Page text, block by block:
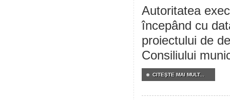
Autoritatea
începând cu
proiectului de
Consiliului
CITEŞTE MAI MULT...